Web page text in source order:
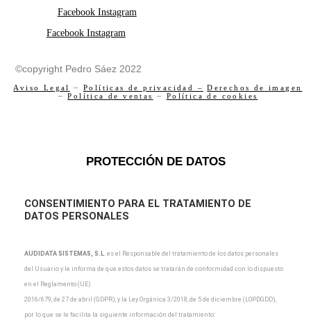
Facebook Instagram
Facebook Instagram
©copyright Pedro Sáez 2022
Aviso Legal – Políticas de privacidad –
Derechos de imagen
–Política de ventas – Política de cookies
PROTECCIÓN DE DATOS
CONSENTIMIENTO PARA EL TRATAMIENTO DE
DATOS PERSONALES
AUDIDATA SISTEMAS, S.L es el Responsable del tratamiento de los datos personales
del Usuario y le informa de que estos datos se tratarán de conformidad con lo dispuesto
en el Reglamento (UE)
2016/679, de 27 de abril (GDPR), y la Ley Orgánica 3/2018, de 5 de diciembre (LOPDGDD),
por lo que se le facilita la siguiente información del tratamiento: